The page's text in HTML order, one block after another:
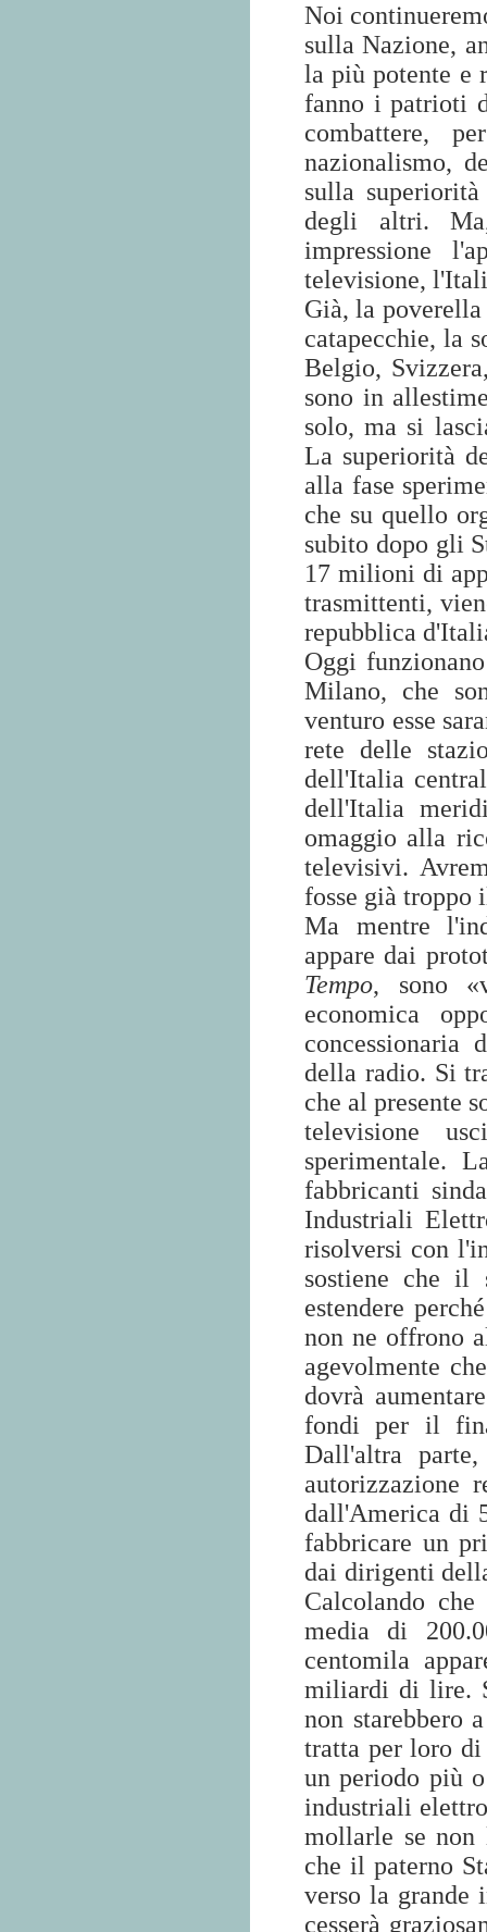
Noi
sulla Nazione,
la più potente e
fanno i patrioti
combattere,
nazionalismo,
sulla
degli altri.
impressione
televisione,
Già, la
catapecchie, la
Belgio,
sono in
solo, ma si
La superiorità
alla fase
che su quello
subito dopo gli
17 milioni di
trasmittenti,
repubblica
Oggi
Milano, che
venturo esse
rete delle
dell'Italia
dell'Italia
omaggio alla
televisivi.
fosse già troppo
Ma mentre
appare dai
Tempo, sono
economica
della radio. Si
che al presente
televisione
sperimentale.
fabbricanti
Industriali
risolversi con
sostiene che il
estendere
non ne offrono
agevolmente
dovrà
fondi per il
Dall'altra
autorizzazione
dall'America di
fabbricare un
dai dirigenti
Calcolando
media di
centomila
miliardi di lire.
non starebbero
tratta per loro di
un periodo più
industriali
mollarle se non
che il paterno
verso la grande
cesserà